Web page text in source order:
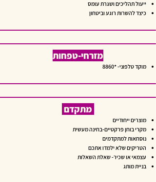
ייעול תהליכים ושגרת עומס
כיצד להשרות רוגע וביטחון
מזרחי-טפחות
מוקד טלפוני-*8860
מוצרים ייחודיים
מקרי בוחן פרקטיים-בחינה מעשית
נוסחאות למתקדמים
הטריקים שלא ילמדו אתכם
עצמאי או שכיר- שאלת השאלות
בניית מותג